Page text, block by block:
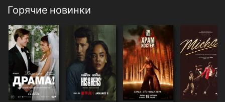
Горячие новинки